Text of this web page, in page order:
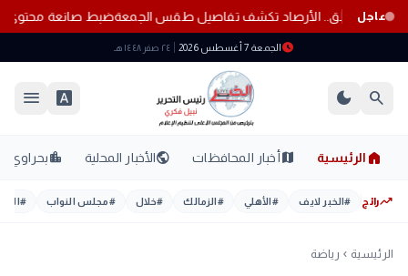
عاجلتضرب هذه المناطق.. الأرصاد تكشف تفاصيل طقس الجمعةضبط صانعة
scheduleالجمعة 7 أغسطس 2026 ٢٤ صفر ١٤٤٨ هـ
search
dark_mode
font_download
menu
home الرئيسية mapأخبار المحافظات publicالأخبار المحلية location_cityبحراوي
trending_upرائج #الخبر لايف #الأهلي #الزمالك #خلال #مجلس النواب #
الرئيسية chevron_left رياضة